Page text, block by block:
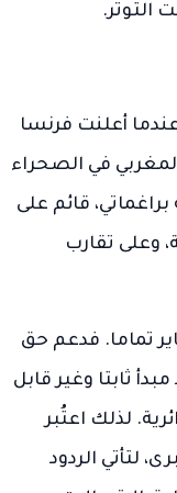
التوتر.
الحقيقي في صيف 2024، عندما أعلنت فرنسا
في الصحراء
قائم على
وعلى تقارب
تماما. فدعم حق
ثابتا وغير قابل
لذلك اعتُبر
لتأتي الردود